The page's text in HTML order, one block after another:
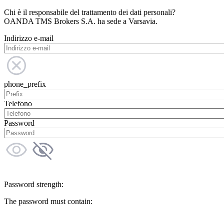
Chi è il responsabile del trattamento dei dati personali?
OANDA TMS Brokers S.A. ha sede a Varsavia.
Indirizzo e-mail
phone_prefix
Telefono
Password
Password strength:
The password must contain: